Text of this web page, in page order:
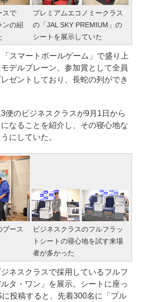
スで
ンの紹
プレミアムエコノミークラス
の「JAL SKY PREMIUM」の
シートを展示していた
スマートボールゲーム」で盛り上
デルプレーン、参加賞として全員
ゼントしており、長蛇の列ができ
のビジネスクラスが9月1日から
なることを紹介し、その寝心地な
にしていた。
ブース
ビジネスクラスのフルフラッ
トシートの寝心地を試す来場
者が多かった
ネスクラスで採用しているフルフ
タ・ワン」を展示。シートに座っ
投稿すると、先着300名に「プル